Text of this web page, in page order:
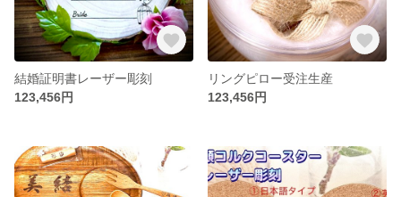
結婚証明書レーザー彫刻
123,456円
リングピロー受注生産
123,456円